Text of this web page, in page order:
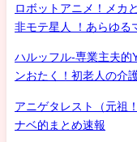
ロボットアニメ！メカ
非モテ星人 ！あらゆる
ハルッフル-専業主夫的
ンおたく！初老人の介
アニゲタレスト（元祖
ナベ的まとめ速報